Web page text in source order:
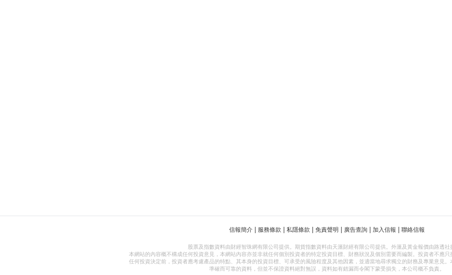
信報簡介 服務條款 私隱條款 免責聲明 廣告查詢 加入信報 聯絡信報
股票及指數資料由財經智珠網有限公司提供。期貨指數資料由天滙財經有限公司提供。外滙及黃金報價由路透社
本網站的內容概不構成任何投資意見，本網站內容亦並非就任何個別投資者的特定投資目標、財務狀況及個別需要而編製。投資者不應只
任何投資決定前，投資者應考慮產品的特點、其本身的投資目標、可承受的風險程度及其他因素，並適當地尋求獨立的財務及專業意見
準確而可靠的資料，但並不保證資料絕對無誤，資料如有錯漏而令閣下蒙受損失，本公司概不負責。